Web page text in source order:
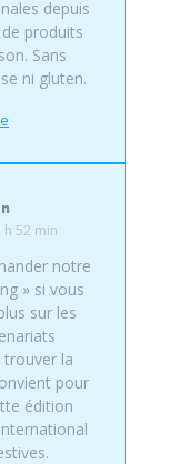
depuis
produits
Sans
ni gluten.
h 52 min
notre
» si vous
sur les
trouver la
pour
édition